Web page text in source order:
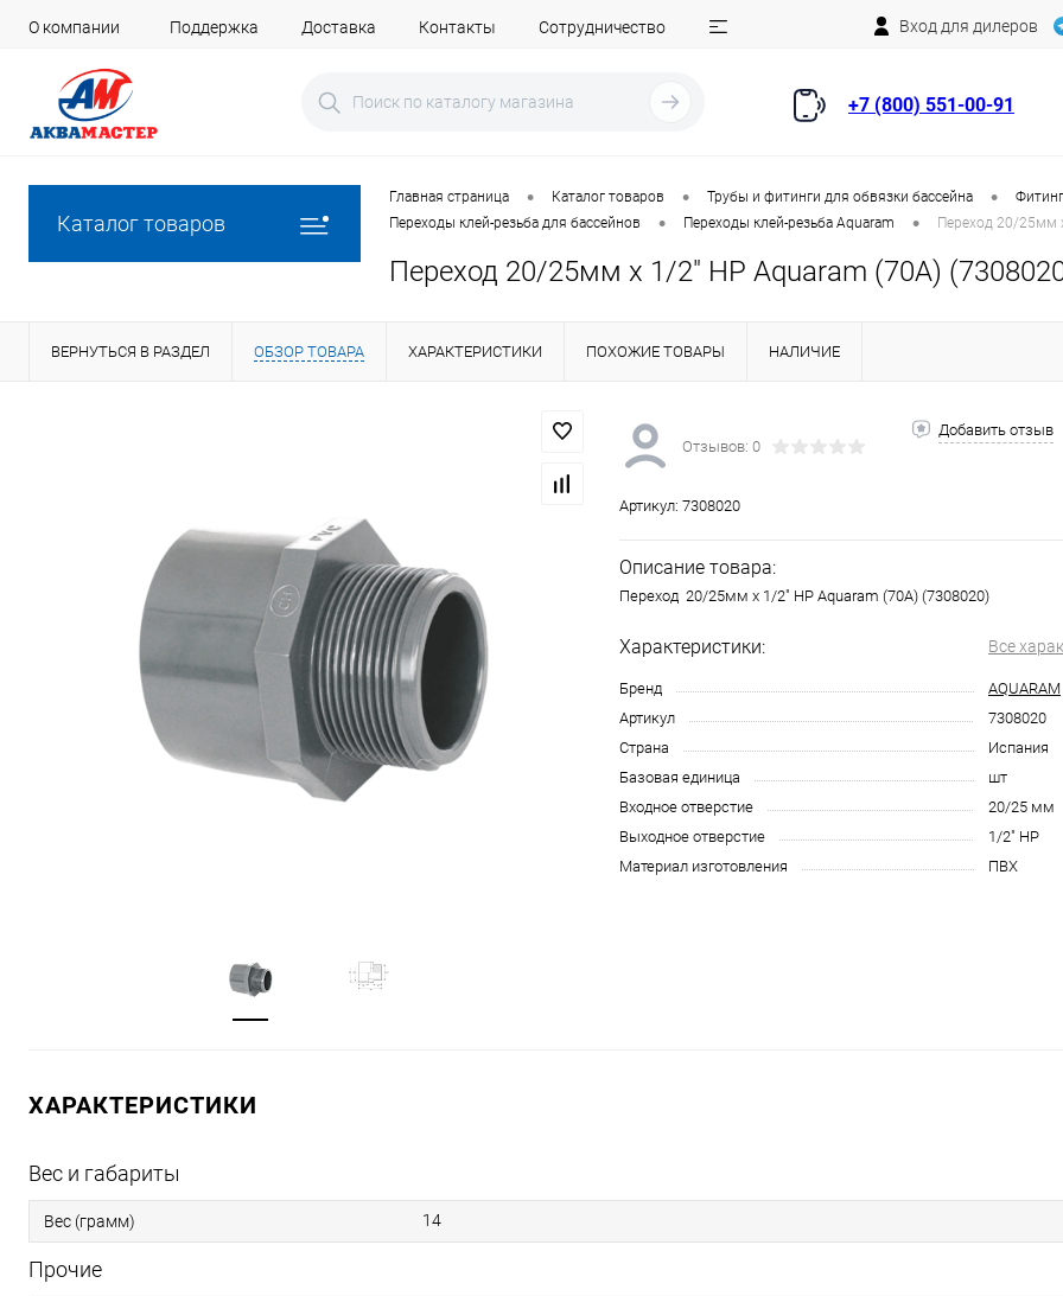
О компании Поддержка Доставка Контакты Сотрудничество Вход для дилеров
+7 (800) 551-00-91
Каталог товаров
Главная страница • Каталог товаров • Трубы и фитинги для обвязки бассейна •
Переходы клей-резьба для бассейнов • Переходы клей-резьба Aquaram • Переход 20/25мм
Переход 20/25мм x 1/2" НР Aquaram (70А)
ВЕРНУТЬСЯ В РАЗДЕЛ ОБЗОР ТОВАРА ХАРАКТЕРИСТИКИ ПОХОЖИЕ ТОВАРЫ НАЛИЧИЕ
Отзывов: 0
Добавить отзыв
Артикул: 7308020
Описание товара:
Переход 20/25мм x 1/2" НР Aquaram (70А) (7308020)
Характеристики: Все
Бренд
AQUARAM
Артикул
7308020
Страна
Испания
Базовая единица
шт
Входное отверстие
20/25 мм
Выходное отверстие
1/2" НР
Материал изготовления
ПВХ
ХАРАКТЕРИСТИКИ
Вес и габариты
Вес (грамм) 14
Прочие